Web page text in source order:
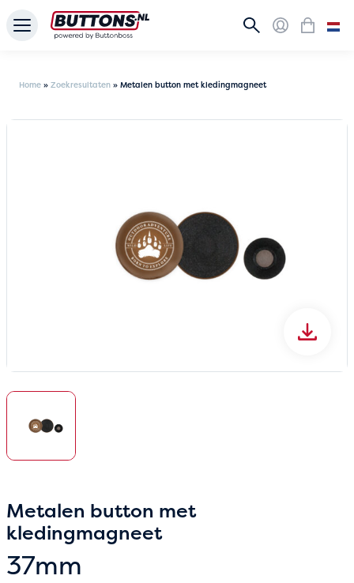
Home » Zoekresultaten » Metalen button met kledingmagneet
Metalen button met
kledingmagneet
37mm